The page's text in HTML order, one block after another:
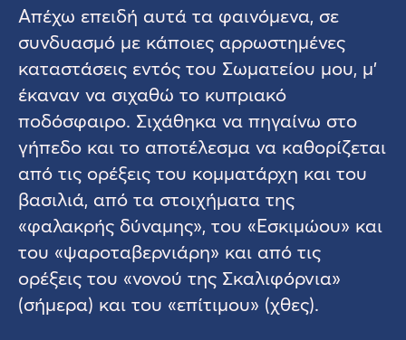
Απέχω επειδή αυτά τα φαινόμενα, σε
συνδυασμό με κάποιες αρρωστημένες
καταστάσεις εντός του Σωματείου μου, μ’
έκαναν να σιχαθώ το κυπριακό
ποδόσφαιρο. Σιχάθηκα να πηγαίνω στο
γήπεδο και το αποτέλεσμα να καθορίζεται
από τις ορέξεις του κομματάρχη και του
βασιλιά, από τα στοιχήματα της
«φαλακρής δύναμης», του «Εσκιμώου» και
του «ψαροταβερνιάρη» και από τις
ορέξεις του «νονού της Σκαλιφόρνια»
(σήμερα) και του «επίτιμου» (χθες).